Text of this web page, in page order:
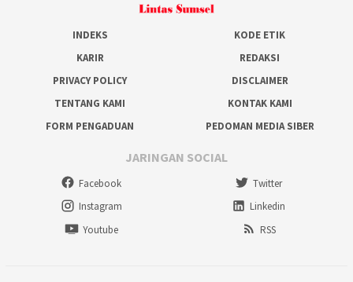
INDEKS
KODE ETIK
KARIR
REDAKSI
PRIVACY POLICY
DISCLAIMER
TENTANG KAMI
KONTAK KAMI
FORM PENGADUAN
PEDOMAN MEDIA SIBER
JARINGAN SOCIAL
Facebook
Twitter
Instagram
Linkedin
Youtube
RSS